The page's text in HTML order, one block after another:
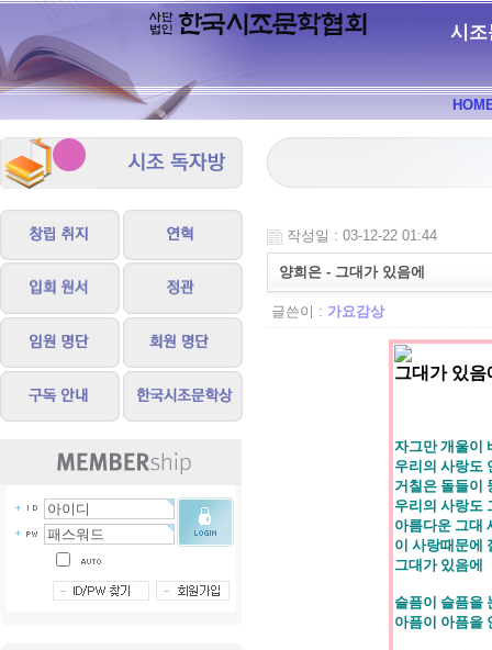
시조
작성일 : 03-12-22 01:44
양희은 - 그대가 있음에
글쓴이 : 가요감상
그대가 있음
자그만 개울이
우리의 사랑도
거칠은 돌들이
우리의 사랑도
아름다운 그대
이 사랑때문에
그대가 있음에
슬픔이 슬픔을
아픔이 아픔을